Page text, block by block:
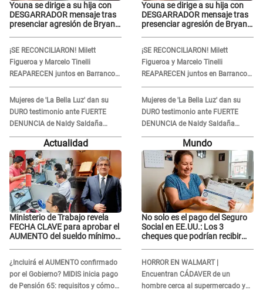
Youna se dirige a su hija con
DESGARRADOR mensaje tras
presenciar agresión de Bryan
¡SE RECONCILIARON! Milett
Figueroa y Marcelo Tinelli
REAPARECEN juntos en Barranco
luego de estar SEPARADOS durante
casi cuatro meses
Mujeres de 'La Bella Luz' dan su
DURO testimonio ante FUERTE
DENUNCIA de Naldy Saldaña
contra director: "Cualquier
acusación de apañamiento..."
Youna se dirige a su hija con
DESGARRADOR mensaje tras
presenciar agresión de Bryan
¡SE RECONCILIARON! Milett
Figueroa y Marcelo Tinelli
REAPARECEN juntos en Barranco
luego de estar SEPARADOS durante
casi cuatro meses
Mujeres de 'La Bella Luz' dan su
DURO testimonio ante FUERTE
DENUNCIA de Naldy Saldaña
contra director: "Cualquier
acusación de apañamiento..."
Actualidad
Ministerio de Trabajo revela
FECHA CLAVE para aprobar el
AUMENTO del sueldo mínimo:
¿Incluirá el AUMENTO confirmado
por el Gobierno? MIDIS inicia pago
de Pensión 65: requisitos y cómo
Mundo
No solo es el pago del Seguro
Social en EE.UU.: Los 3
cheques que podrían recibir
HORROR EN WALMART |
Encuentran CÁDAVER de un
hombre cerca al supermercado y